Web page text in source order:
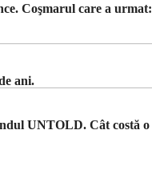
Coşmarul care a urmat:
ani.
UNTOLD. Cât costă o